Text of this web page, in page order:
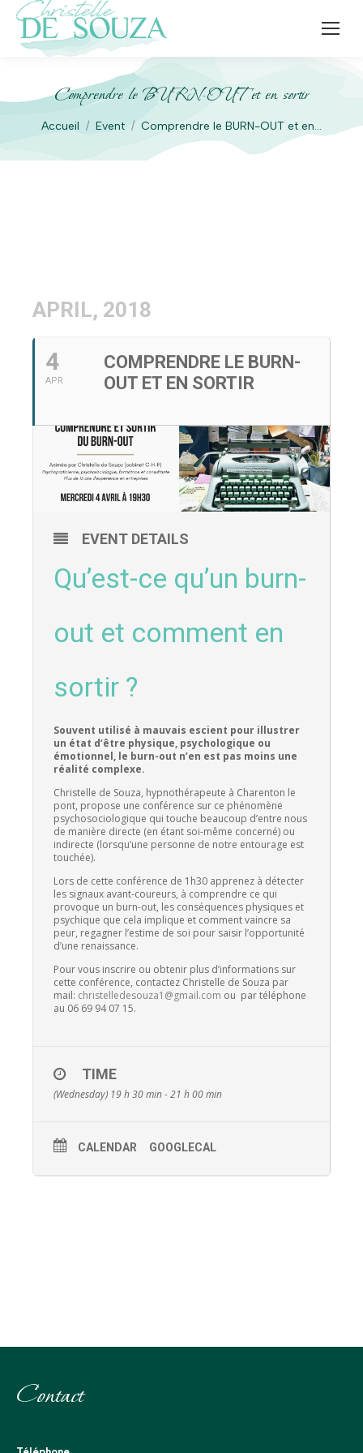
Comprendre le BURN-OUT et en sortir
Vous êtes ici :
Accueil Event Comprendre le BURN-OUT et en…
APRIL, 2018
4
APR
COMPRENDRE LE BURN-
OUT ET EN SORTIR
EVENT DETAILS
Qu’est-ce qu’un burn-
out et comment en
sortir ?
Souvent utilisé à mauvais escient pour illustrer
un état d’être physique, psychologique ou
émotionnel, le burn-out n’en est pas moins une
réalité complexe.
Christelle de Souza, hypnothérapeute à Charenton le
pont, propose une conférence sur ce phénomène
psychosociologique qui touche beaucoup d’entre nous
de manière directe (en étant soi-même concerné) ou
indirecte (lorsqu’une personne de notre entourage est
touchée).
Lors de cette conférence de 1h30 apprenez à détecter
les signaux avant-coureurs, à comprendre ce qui
provoque un burn-out, les conséquences physiques et
psychique que cela implique et comment vaincre sa
peur, regagner l’estime de soi pour saisir l’opportunité
d’une renaissance.
Pour vous inscrire ou obtenir plus d’informations sur
cette conférence, contactez Christelle de Souza par
mail: christelledesouza1@gmail.com ou par téléphone
au 06 69 94 07 15.
TIME
(Wednesday) 19 h 30 min - 21 h 00 min
CALENDAR GOOGLECAL
Contact